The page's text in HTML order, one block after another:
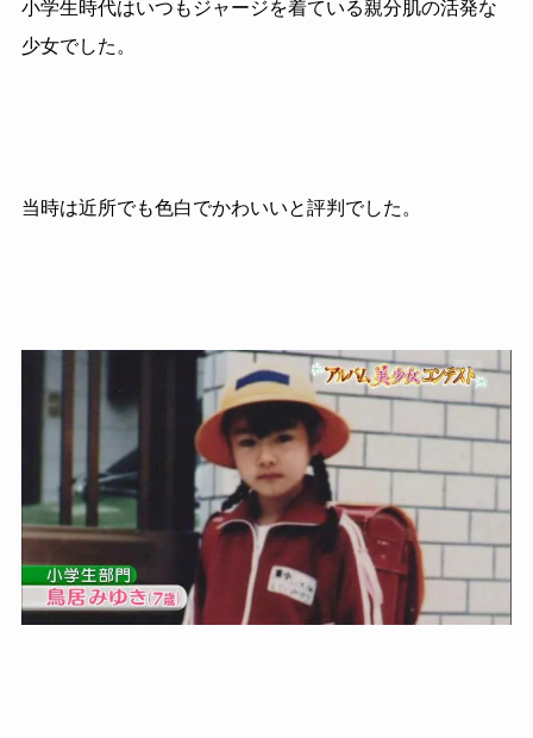
小学生時代はいつもジャージを着ている親分肌の活発な
少女でした。
当時は近所でも色白でかわいいと評判でした。